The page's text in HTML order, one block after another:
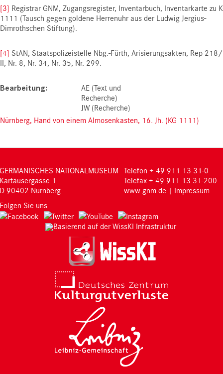
[3] Registrar GNM, Zugangsregister, Inventarbuch, Inventarkarte zu
1111 (Tausch gegen goldene Herrenuhr aus der Ludwig Jergius-
Dimrothschen Stiftung).
[4] StAN, Staatspolizeistelle Nbg.-Fürth, Arisierungsakten, Rep
II, Nr. 8, Nr. 34, Nr. 35, Nr. 299.
Bearbeitung
AE (Text und
Recherche)
JW (Recherche)
Nürnberg, Hand von einem Almosenkasten, 16. Jh. (KG 1111)
GERMANISCHES NATIONALMUSEUM
Kartäusergasse 1
D-90402 Nürnberg
Telefon + 49 911 13 31-0
Telefax + 49 911 13 31-200
www.gnm.de | Impressum
Folgen Sie uns
Basierend auf der WissKI Infrastruktur